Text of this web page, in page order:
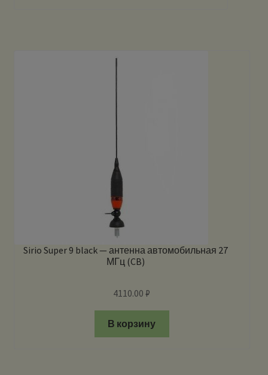
Sirio Super 9 black — антенна автомобильная 27
МГц (CB)
4110.00₽
В корзину